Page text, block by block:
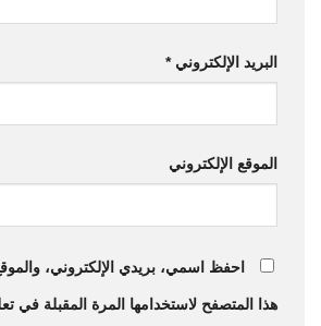
البريد الإلكتروني*
الموقع الإلكتروني
احفظ اسمي، بريدي الإلكتروني،
هذا المتصفح لاستخدامها المرة المقبلة في